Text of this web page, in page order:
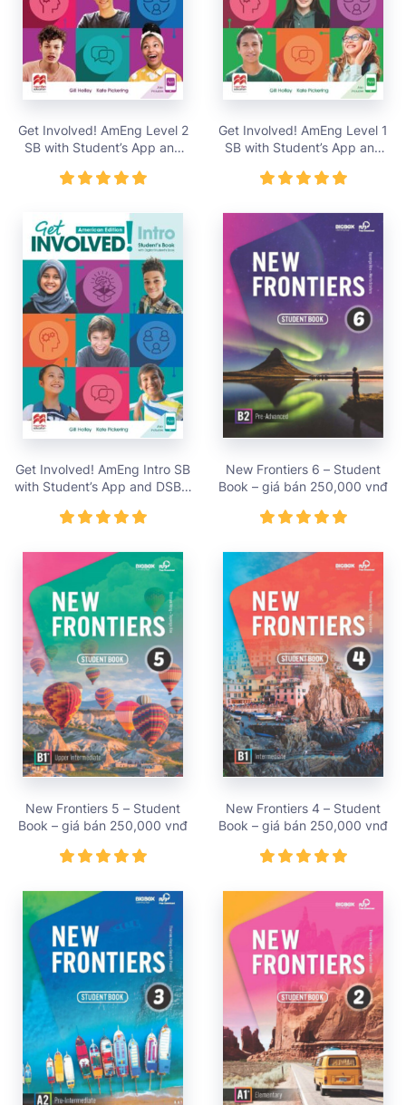
Get Involved! AmEng Level 2
SB with Student’s App and
Get Involved! AmEng Level 1
SB with Student’s App and
Get Involved! AmEng Intro SB
with Student’s App and DSB –
New Frontiers 6 – Student
Book – giá bán 250,000 vnđ
New Frontiers 5 – Student
Book – giá bán 250,000 vnđ
New Frontiers 4 – Student
Book – giá bán 250,000 vnđ